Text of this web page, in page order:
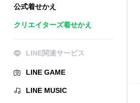
公式着せかえ
クリエイターズ着せかえ
LINE関連サービス
LINE GAME
LINE MUSIC